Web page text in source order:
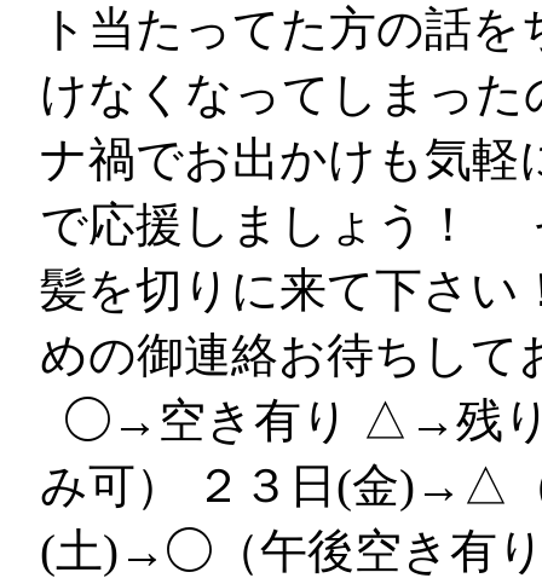
ト当たってた方の話
けなくなってしまっ
ナ禍でお出かけも気軽
で応援しましょう！
髪を切りに来て下さ
めの御連絡お待ちし
◯→空き有り △→残
み可） ２３日(金)→△
(土)→◯（午後空き有